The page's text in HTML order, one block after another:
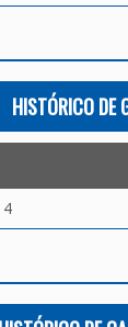
HISTÓRICO DE